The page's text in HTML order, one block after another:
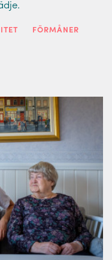
FÖRMÅNER